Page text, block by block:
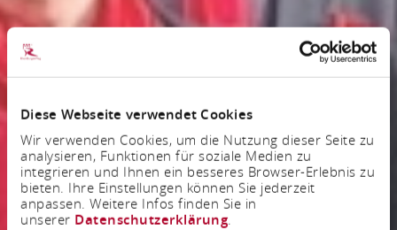
Diese Webseite verwendet Cookies
Wir verwenden Cookies, um die Nutzung dieser Seite zu
analysieren, Funktionen für soziale Medien zu
integrieren und Ihnen ein besseres Browser-Erlebnis zu
bieten. Ihre Einstellungen können Sie jederzeit
anpassen. Weitere Infos finden Sie in
unserer Datenschutzerklärung.